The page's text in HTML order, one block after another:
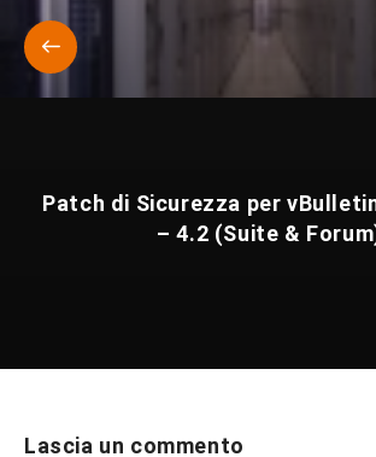
Patch di Sicurezza per
– 4.2 (Suite &
Lascia un commento